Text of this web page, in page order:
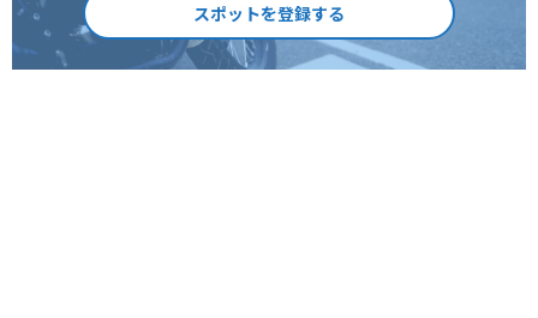
スポットを登録する